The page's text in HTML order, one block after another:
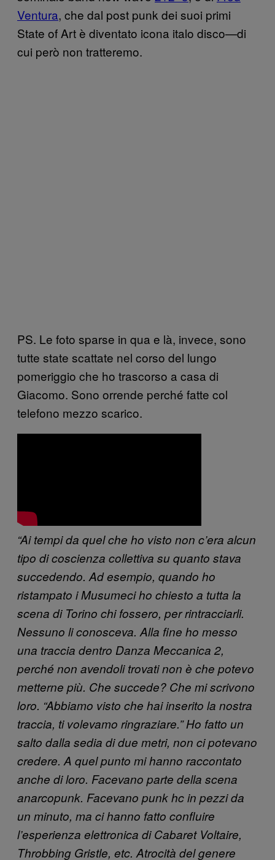
Ventura, che dal post punk dei suoi primi
State of Art è diventato icona italo disco—di
cui però non tratteremo.
PS. Le foto sparse in qua e là, invece, sono
tutte state scattate nel corso del lungo
pomeriggio che ho trascorso a casa di
Giacomo. Sono orrende perché fatte col
telefono mezzo scarico.
“Ai tempi da quel che ho visto non c’era alcun
tipo di coscienza collettiva su quanto stava
succedendo. Ad esempio, quando ho
ristampato i Musumeci ho chiesto a tutta la
scena di Torino chi fossero, per rintracciarli.
Nessuno li conosceva. Alla fine ho messo
una traccia dentro Danza Meccanica 2,
perché non avendoli trovati non è che potevo
metterne più. Che succede? Che mi scrivono
loro. “Abbiamo visto che hai inserito la nostra
traccia, ti volevamo ringraziare.” Ho fatto un
salto dalla sedia di due metri, non ci potevano
credere. A quel punto mi hanno raccontato
anche di loro. Facevano parte della scena
anarcopunk. Facevano punk hc in pezzi da
un minuto, ma ci hanno fatto confluire
l’esperienza elettronica di Cabaret Voltaire,
Throbbing Gristle, etc. Atrocità del genere